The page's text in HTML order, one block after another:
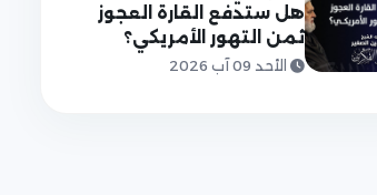
هل ستدفع القارة العجوز
ثمن التهور الأمريكي؟
الأحد 09 آب 2026